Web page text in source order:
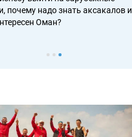
почему надо знать аксакалов и
Оман?